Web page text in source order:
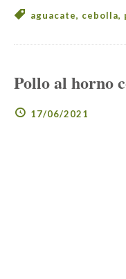
aguacate, cebolla,
Pollo al horno
17/06/2021